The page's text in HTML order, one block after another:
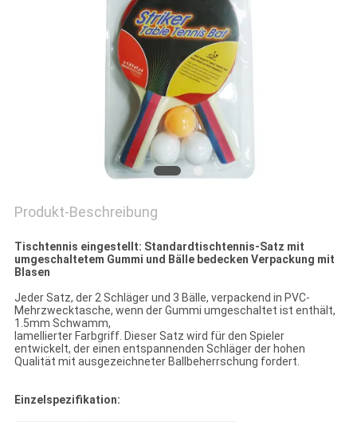
Produkt-Beschreibung
Tischtennis eingestellt: Standardtischtennis-Satz mit
umgeschaltetem Gummi und Bälle bedecken Verpackung mit
Blasen
Jeder Satz, der 2 Schläger und 3 Bälle, verpackend in PVC-
Mehrzwecktasche, wenn der Gummi umgeschaltet ist enthält,
1.5mm Schwamm,
lamellierter Farbgriff. Dieser Satz wird für den Spieler
entwickelt, der einen entspannenden Schläger der hohen
Qualität mit ausgezeichneter Ballbeherrschung fordert.
Einzelspezifikation: